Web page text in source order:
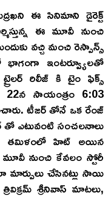
ఈ సినిమాని డైరెక్ట్
ఈ మూవీ నుంచి
వచ్చి మంచి రెస్పాన్స్
భాగంగా ఇంటర్వ్యూలతో
ట్రైలర్ రిలీజ్ కి టైం ఫిక్స్
22న సాయంత్రం 6:03
టీజర్ తోనే ఒక రేంజ్
తో ఎటువంటి సంచలనాలు
తమిళంలో హిట్ అయిన
నుంచి కేవలం స్టోరీ
చేసినట్లు సాయి
శ్రీనివాస్ మాటలు,